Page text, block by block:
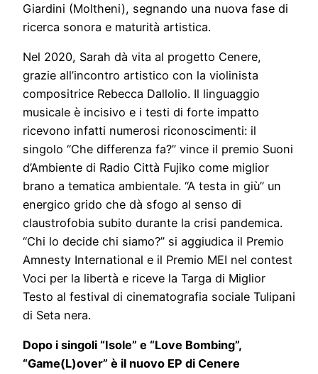
Giardini (Moltheni), segnando una nuova fase di
ricerca sonora e maturità artistica.
Nel 2020, Sarah dà vita al progetto Cenere,
grazie all’incontro artistico con la violinista
compositrice Rebecca Dallolio. Il linguaggio
musicale è incisivo e i testi di forte impatto
ricevono infatti numerosi riconoscimenti: il
singolo “Che differenza fa?” vince il premio Suoni
d’Ambiente di Radio Città Fujiko come miglior
brano a tematica ambientale. “A testa in giù” un
energico grido che dà sfogo al senso di
claustrofobia subito durante la crisi pandemica.
“Chi lo decide chi siamo?” si aggiudica il Premio
Amnesty International e il Premio MEI nel contest
Voci per la libertà e riceve la Targa di Miglior
Testo al festival di cinematografia sociale Tulipani
di Seta nera.
Dopo i singoli “Isole” e “Love Bombing”,
“Game(L)over” è il nuovo EP di Cenere